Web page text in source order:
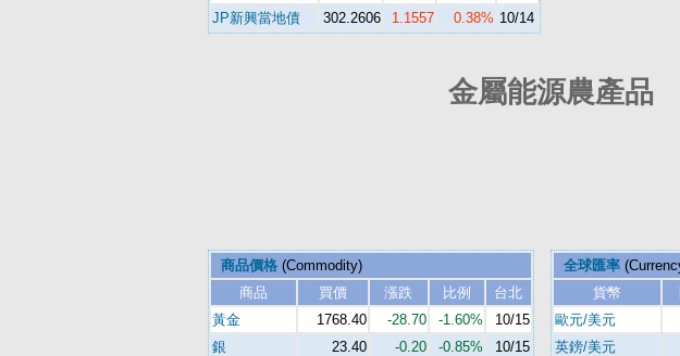
JP新興當地債
302.2606 1.1557 0.38% 10/14
金屬能源農產品
商品價格(Commodity)
商品
買價 漲跌 比例
台北
黃金
1768.40 -28.70 -1.60%
10/15
銀
23.40 -0.20 -0.85%
10/15
全球匯率
貨幣
歐元/美元
英鎊/美元